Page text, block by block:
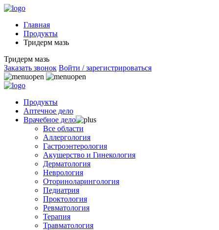
Главная
Продукты
Тридерм мазь
Тридерм мазь
Заказать звонок Войти / зарегистрироваться
Продукты
Аптечное дело
Врачебное дело
Все области
Аллергология
Гастроэнтерология
Акушерство и Гинекология
Дерматология
Неврология
Оториноларингология
Педиатрия
Проктология
Ревматология
Терапия
Травматология